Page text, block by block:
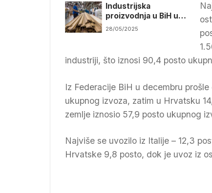
Industrijska
proizvodnja u BiH u
aprilu veća za 1,4
28/05/2025
industriji, što iznosi 90,4 posto
Iz Federacije BiH u decembru
ukupnog izvoza, zatim u Hrvatsku
zemlje iznosio 57,9 posto ukupnog
Najviše se uvozilo iz Italije – 12,3
Hrvatske 9,8 posto, dok je uvoz iz